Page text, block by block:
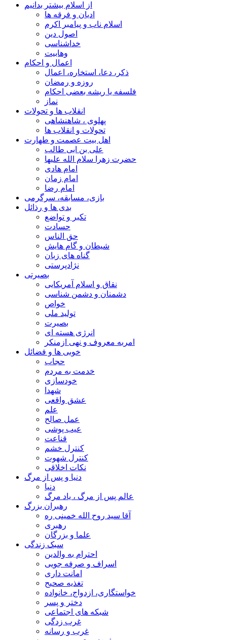
از اسلام بیشتر بدانیم
ادیان و فرقه ها
اسلام ناب و پیامبر اکرم
اصول دین
خداشناسی
وهابیت
اعمال و احکام
ذکر، دعا، استخاره، اعمال
روزه و رمضان
فلسفه یا ریشه بعضی احکام
نماز
انقلاب ها و تحولات
پهلوی ، شاهنشاهی
تحولات و انقلاب ها
اهل بیت عصمت و طهارت
علی بن ابی طالب
حضرت زهرا سلام الله علیها
امام هادی
امام زمان
امام رضا
بازی، مسابقه، سرگرمی
بدی ها و رذائل
تکبر و تواضع
حسادت
حق الناس
شیطان و گام هایش
گناه های زبان
نژادپرستی
بصیرتی
نقاق و اسلام آمریکایی
دشمنان و دشمن شناسی
خواص
تولید ملی
بصیرت
انرژی هسته ای
امربه معروف و نهی ازمنکر
خوبی ها و فضائل
حجاب
خدمت به مردم
خودسازی
شهدا
عشق واقعی
علم
عمل صالح
عیب پوشی
قناعت
کنترل خشم
کنترل شهوت
نکات اخلاقی
دنیا و پس از مرگ
دنیا
عالم پس از مرگ ، یاد مرگ
رهبران بزرگ
آقا سید روح الله خمینی ره
رهبری
علما و بزرگان
سبک زندگی
احترام به والدین
اسراف و صرفه جویی
امانت داری
تغذیه صحیح
خواستگاری، ازدواج، خانواده
دختر و پسر
شبکه های اجتماعی
غرب زدگی
غرب و رسانه